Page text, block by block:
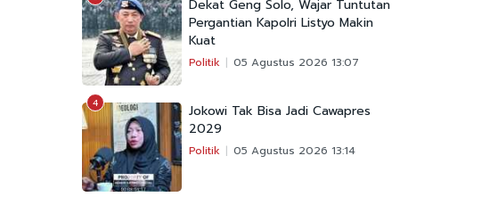
Dekat Geng Solo, Wajar Tuntutan
Pergantian Kapolri Listyo Makin
Kuat
Politik 05 Agustus 2026 13:07
4
Jokowi Tak Bisa Jadi Cawapres
2029
Politik 05 Agustus 2026 13:14